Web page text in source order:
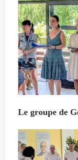
Le groupe de